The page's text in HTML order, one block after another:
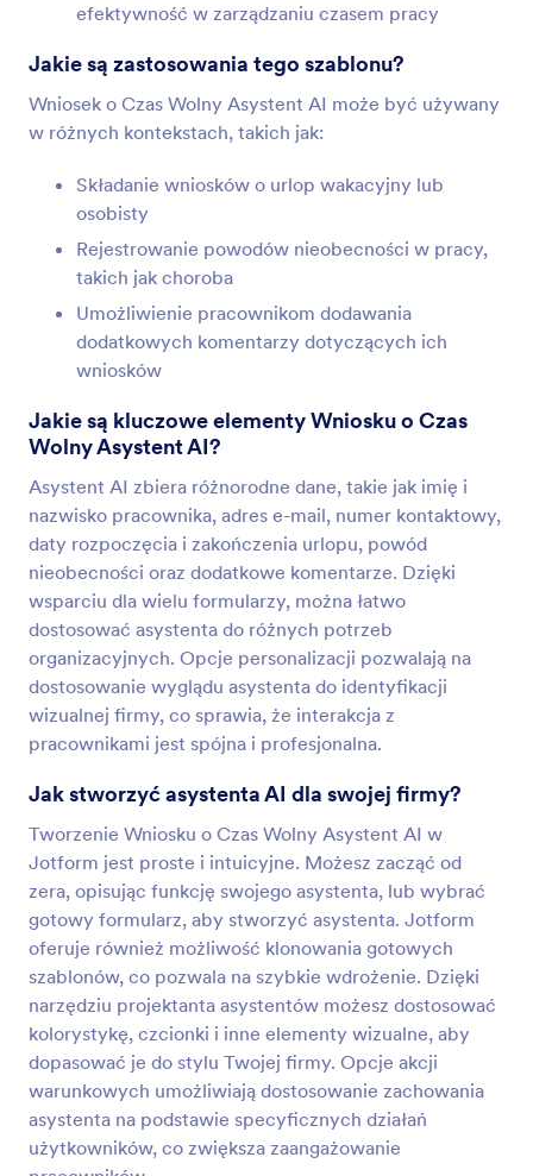
efektywność w zarządzaniu czasem pracy
Jakie są zastosowania tego szablonu?
Wniosek o Czas Wolny Asystent AI może być używany
w różnych kontekstach, takich jak:
Składanie wniosków o urlop wakacyjny lub
osobisty
Rejestrowanie powodów nieobecności w pracy,
takich jak choroba
Umożliwienie pracownikom dodawania
dodatkowych komentarzy dotyczących ich
wniosków
Jakie są kluczowe elementy Wniosku o Czas
Wolny Asystent AI?
Asystent AI zbiera różnorodne dane, takie jak imię i
nazwisko pracownika, adres e-mail, numer kontaktowy,
daty rozpoczęcia i zakończenia urlopu, powód
nieobecności oraz dodatkowe komentarze. Dzięki
wsparciu dla wielu formularzy, można łatwo
dostosować asystenta do różnych potrzeb
organizacyjnych. Opcje personalizacji pozwalają na
dostosowanie wyglądu asystenta do identyfikacji
wizualnej firmy, co sprawia, że interakcja z
pracownikami jest spójna i profesjonalna.
Jak stworzyć asystenta AI dla swojej firmy?
Tworzenie Wniosku o Czas Wolny Asystent AI w
Jotform jest proste i intuicyjne. Możesz zacząć od
zera, opisując funkcję swojego asystenta, lub wybrać
gotowy formularz, aby stworzyć asystenta. Jotform
oferuje również możliwość klonowania gotowych
szablonów, co pozwala na szybkie wdrożenie. Dzięki
narzędziu projektanta asystentów możesz dostosować
kolorystykę, czcionki i inne elementy wizualne, aby
dopasować je do stylu Twojej firmy. Opcje akcji
warunkowych umożliwiają dostosowanie zachowania
asystenta na podstawie specyficznych działań
użytkowników, co zwiększa zaangażowanie